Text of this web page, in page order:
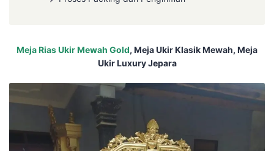
Meja Rias Ukir Mewah Gold, Meja Ukir Klasik Mewah, Meja
Ukir Luxury Jepara